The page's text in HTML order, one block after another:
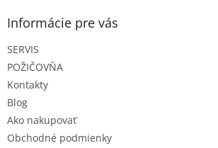
Informácie pre vás
SERVIS
POŽIČOVŇA
Kontakty
Blog
Ako nakupovať
Obchodné podmienky